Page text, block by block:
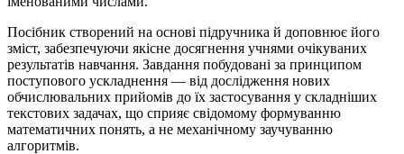
Посібник створений на основі підручника й доповнює його
зміст, забезпечуючи якісне досягнення учнями очікуваних
результатів навчання. Завдання побудовані за принципом
поступового ускладнення — від дослідження нових
обчислювальних прийомів до їх застосування у складніших
текстових задачах, що сприяє свідомому формуванню
математичних понять, а не механічному заучуванню
алгоритмів.